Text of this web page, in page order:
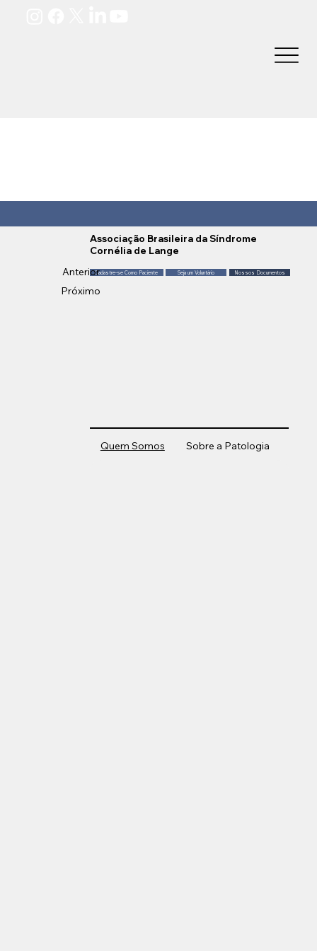
Associação Brasileira da Síndrome
Cornélia de Lange
Cadastre-se Como Paciente Seja um Voluntário Nossos Documentos
Anterior
Próximo
Quem Somos Sobre a Patologia